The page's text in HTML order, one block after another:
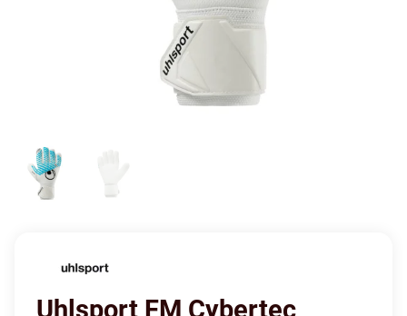
Uhlsport FM Cybertec